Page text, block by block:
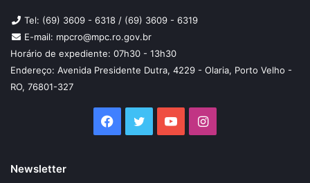
Tel: (69) 3609 - 6318 / (69) 3609 - 6319
E-mail: mpcro@mpc.ro.gov.br
Horário de expediente: 07h30 - 13h30
Endereço: Avenida Presidente Dutra, 4229 - Olaria, Porto Velho -
RO, 76801-327
Facebook
TwitterYouTubeInstagram
Newsletter